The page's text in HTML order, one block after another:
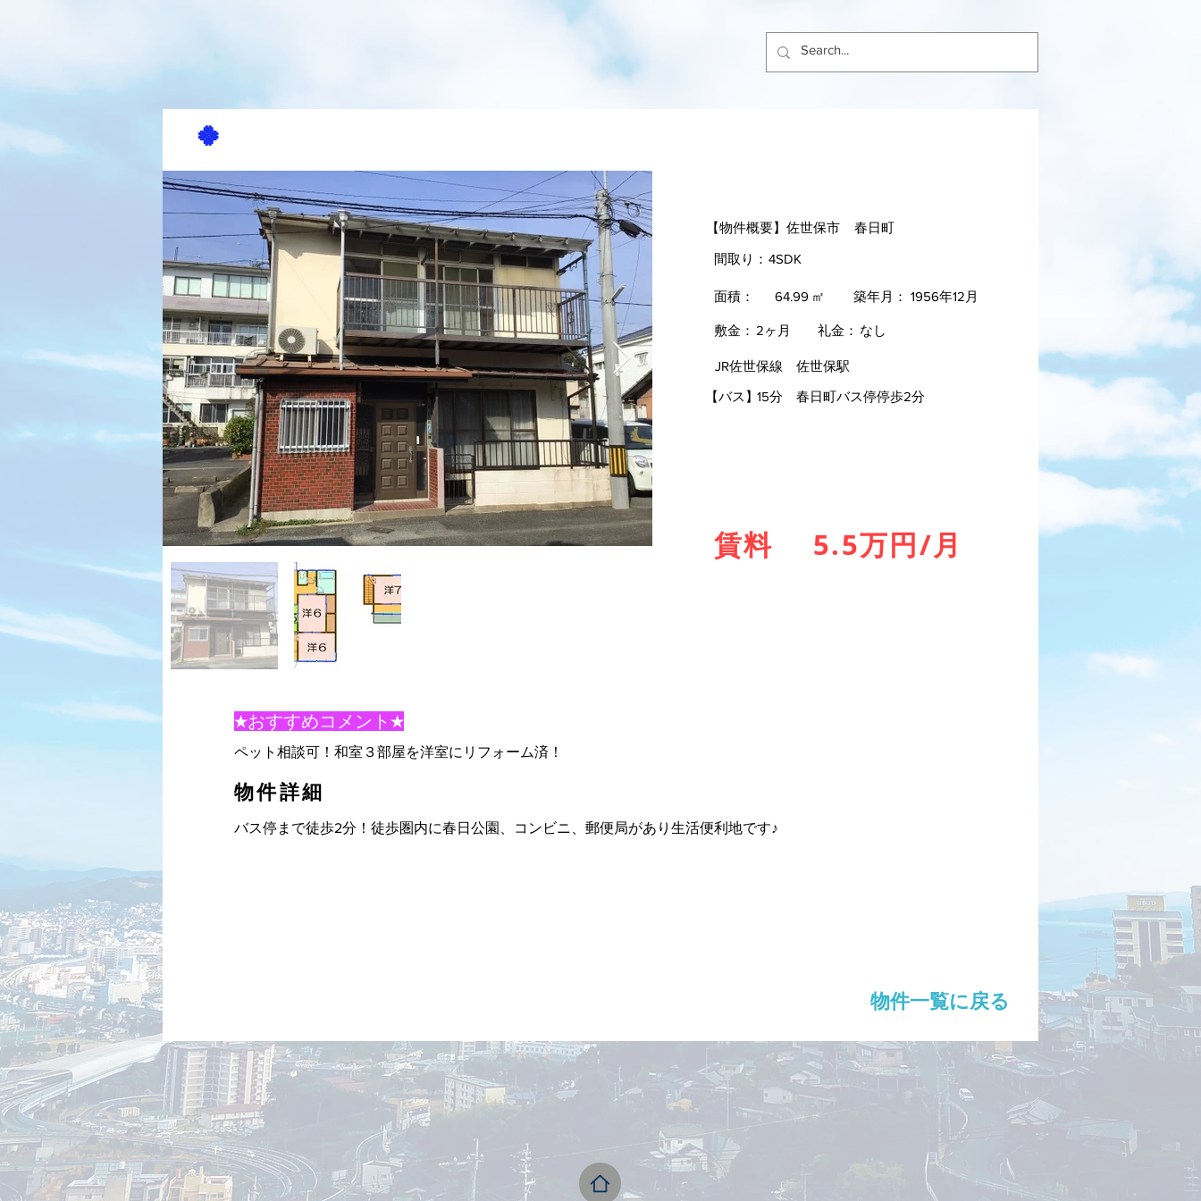
🍀
春日町
佐世保市
【物件概要】
間取り： 4SDK
面積： 64.99 築年月： 1956年12月
㎡
敷金： 2ヶ月 なし
礼金：
JR佐世保線 佐世保駅
【バス】15分 春日町バス停停歩2分
賃料 5.5万円/月
★おすすめコメント★
ペット相談可！和室３部屋を洋室にリフォーム済！
物件詳細
バス停まで徒歩2分！徒歩圏内に春日公園、コンビニ、郵便局があり生活便利地です♪
物件一覧に戻る